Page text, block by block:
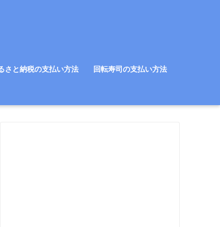
さと納税の支払い方法 回転寿司の支払い方法